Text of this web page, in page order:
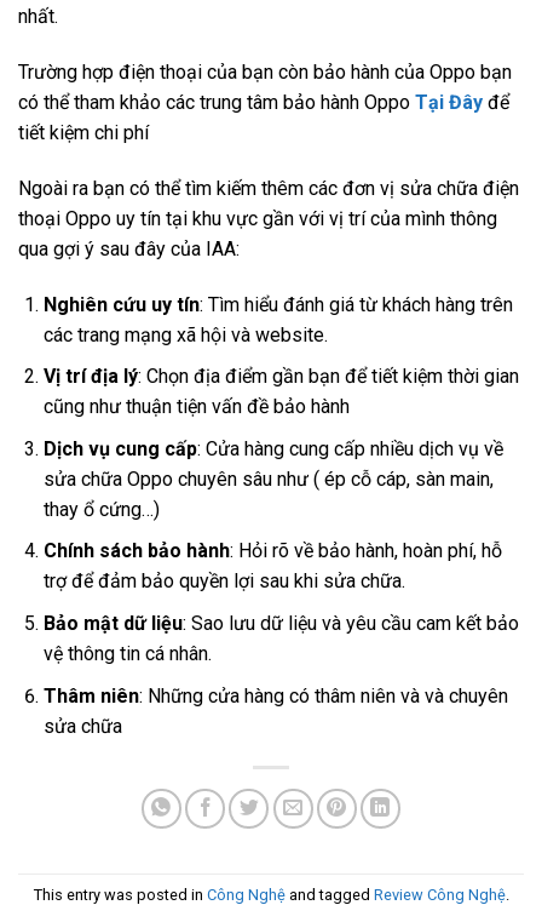
nhất.
Trường hợp điện thoại của bạn còn bảo hành của Oppo bạn
có thể tham khảo các trung tâm bảo hành Oppo Tại Đây để
tiết kiệm chi phí
Ngoài ra bạn có thể tìm kiếm thêm các đơn vị sửa chữa điện
thoại Oppo uy tín tại khu vực gần với vị trí của mình thông
qua gợi ý sau đây của IAA:
Nghiên cứu uy tín: Tìm hiểu đánh giá từ khách hàng trên
các trang mạng xã hội và website.
Vị trí địa lý: Chọn địa điểm gần bạn để tiết kiệm thời gian
cũng như thuận tiện vấn đề bảo hành
Dịch vụ cung cấp: Cửa hàng cung cấp nhiều dịch vụ về
sửa chữa Oppo chuyên sâu như ( ép cỗ cáp, sàn main,
thay ổ cứng…)
Chính sách bảo hành: Hỏi rõ về bảo hành, hoàn phí, hỗ
trợ để đảm bảo quyền lợi sau khi sửa chữa.
Bảo mật dữ liệu: Sao lưu dữ liệu và yêu cầu cam kết bảo
vệ thông tin cá nhân.
Thâm niên: Những cửa hàng có thâm niên và và chuyên
sửa chữa
This entry was posted in Công Nghệand tagged Review Công Nghệ.